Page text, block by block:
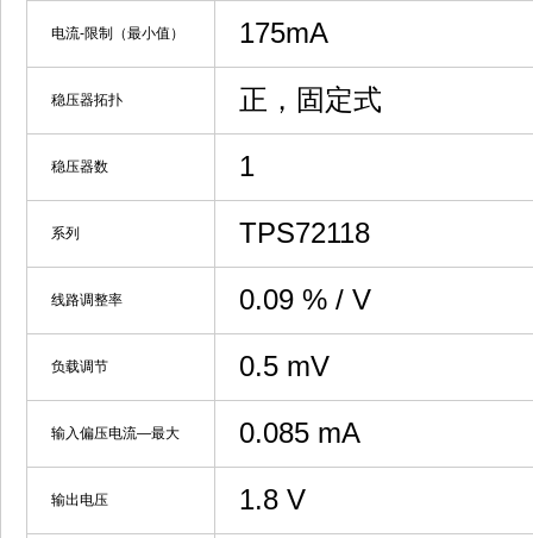
电流-限制（最小值） 175mA
稳压器拓扑 正，固定式
稳压器数 1
系列 TPS72118
线路调整率 0.09 % / V
负载调节 0.5 mV
输入偏压电流—最大 0.085 mA
输出电压 1.8 V